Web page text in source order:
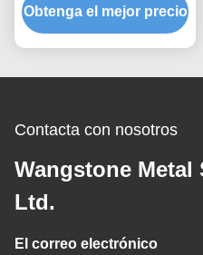
de agua exterior de acero
inoxidable
Obtenga el mejor precio
Contacta con nosotros
Wangstone Metal
Ltd.
El correo electrónico